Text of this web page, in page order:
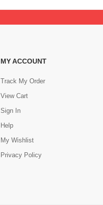
MY ACCOUNT
Track My Order
View Cart
Sign In
Help
My Wishlist
Privacy Policy